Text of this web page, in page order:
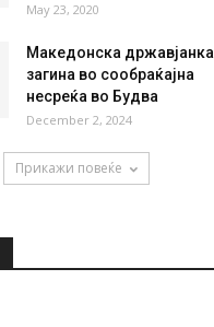
May 23, 2020
Mакедонска државјанка
загина во сообраќајна
несреќа во Будва
December 2, 2024
Прикажи повеќе